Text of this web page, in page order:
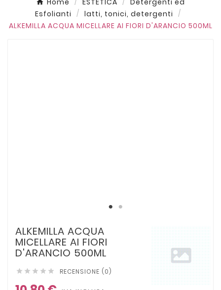
Home ESTETICA
Detergenti ed
Esfolianti
latti, tonici, detergenti
ALKEMILLA ACQUA MICELLARE AI FIORI D'ARANCIO 500ML
ALKEMILLA ACQUA
MICELLARE AI FIORI
D'ARANCIO 500ML
     RECENSIONE (0)